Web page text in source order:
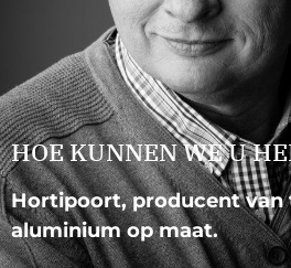
HOE KUNNEN WE U
Hortipoort, producent
aluminium op maat.